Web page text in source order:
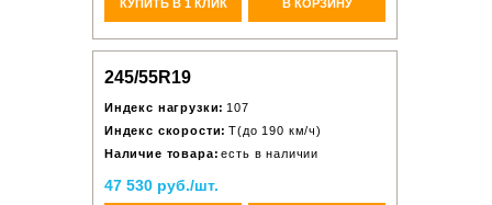
КУПИТЬ В 1 КЛИК В КОРЗИНУ
245/55R19
Индекс нагрузки: 107
Индекс скорости: T(до 190 км/ч)
Наличие товара: есть в наличии
47 530 руб./шт.